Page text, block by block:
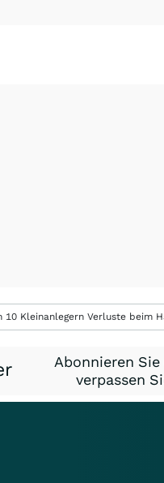
10 Kleinanlegern Verluste
Abonnieren
verpassen